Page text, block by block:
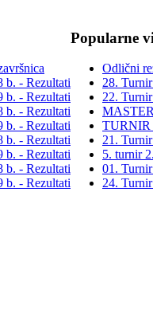
b. - Rezultati
b. - Rezultati
b. - Rezultati
b. - Rezultati
b. - Rezultati
b. - Rezultati
b. - Rezultati
b. - Rezultati
Popularne
Odlični
28.
22.
TURNIR
21.
5. turnir
01.
24.